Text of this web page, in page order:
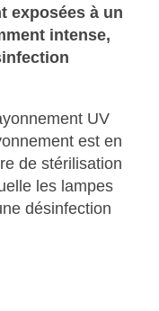
exposées à un
intense,
UV
est en
de stérilisation
les lampes
désinfection